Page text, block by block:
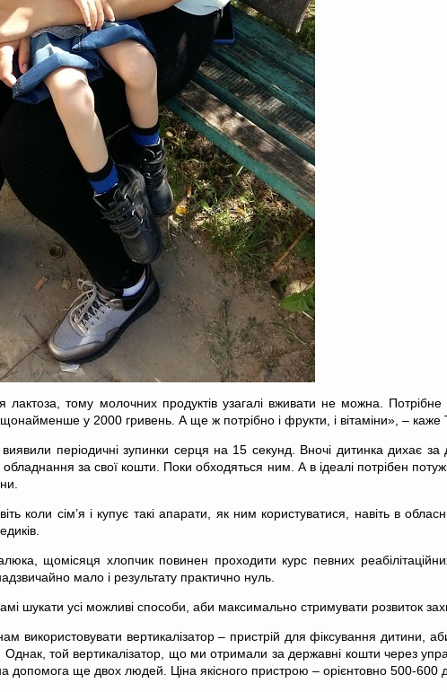
тому молочних продуктів узагалі вживати не можна.
у 2000 гривень. А ще ж потрібно і фрукти, і вітаміни», – каже
періодичні зупинки серця на 15 секунд. Вночі дитинка дихає
за свої кошти. Поки обходяться ним. А в ідеалі потрібен
коли сім’я і купує такі апарати, як ним користуватися, навіть в
щомісяця хлопчик повинен проходити курс певних
мало і результату практично нуль.
шукати усі можливі способи, аби максимально стримувати розвиток
використовувати вертикалізатор – пристрій для фіксування дитини,
Однак, той вертикалізатор, що ми отримали за державні кошти через
допомога ще двох людей. Ціна якісного пристрою – орієнтовно 500-600